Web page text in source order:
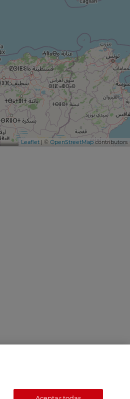
Leaflet | © OpenStreetMapcontributors